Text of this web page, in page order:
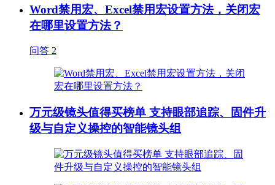
Word禁用宏、Excel禁用宏设置方法，关闭宏
在哪里设置方法？
问答 2
万元级镜头值得买榜单 支持眼部追踪、固件升
级与自定义操控的智能镜头组